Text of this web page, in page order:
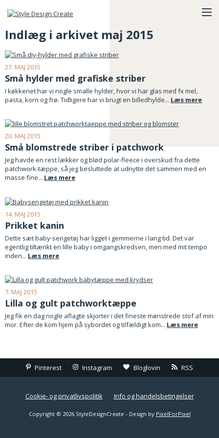
Indlæg i arkivet maj 2015
27. MAJ 2015
Små hylder med grafiske striber
I køkkenet har vi nogle smalle hylder, hvor vi har glas med fx mel,
pasta, korn og frø. Tidligere har vi brugt en billedhylde... Læs mere
20. MAJ 2015
Små blomstrede striber i patchwork
Jeg havde en rest lækker og blød polar-fleece i overskud fra dette
patchwork-tæppe, så jeg besluttede at udnytte det sammen med en
masse fine... Læs mere
14. MAJ 2015
Prikket kanin
Dette sæt baby-sengetøj har ligget i gemmerne i lang tid. Det var
egentlig tiltænkt en lille baby i omgangskredsen, men med mit tempo
inden... Læs mere
7. MAJ 2015
Lilla og gult patchworktæppe
Jeg fik en dag nogle aflagte skjorter i det fineste mønstrede stof af min
mor. Efter de kom hjem på sybordet og tilfældigt kom... Læs mere
Pinterest Instagram Bloglovin RSS
Cookie- og privatlivspolitik Info og handelsbetingelser
Copyright © 2026 StyleDesignCreate - Design by PixelForPixel